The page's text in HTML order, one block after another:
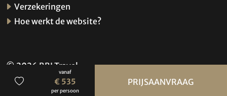
vanaf
€ 535
per persoon
PRIJSAANVRAAG
Verzekeringen
Hoe werkt de website?
© 2026 BBI Travel
Privacybeleid